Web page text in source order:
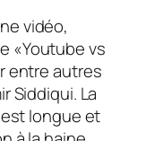
vidéo,
«Youtube vs
entre autres
Siddiqui. La
longue et